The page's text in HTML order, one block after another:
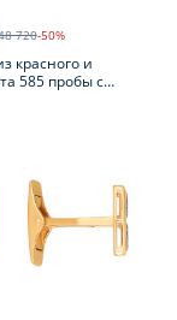
720-50%
красного и
585 пробы с